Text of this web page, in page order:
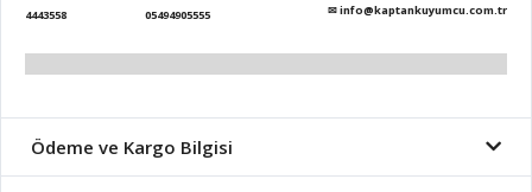
4443558
05494905555
✉info@kaptankuyumcu.com.tr
Ödeme ve Kargo Bilgisi